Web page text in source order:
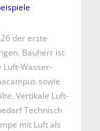
der erste
Bauherr ist
Luft-Wasser-
sowie
Vertikale Luft-
Technisch
mit Luft als